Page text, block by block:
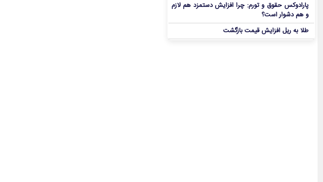
پارادوکس حقوق و تورم: چرا افزایش دستمزد هم لازم
و هم دشوار است؟
طلا به ریل افزایش قیمت بازگشت